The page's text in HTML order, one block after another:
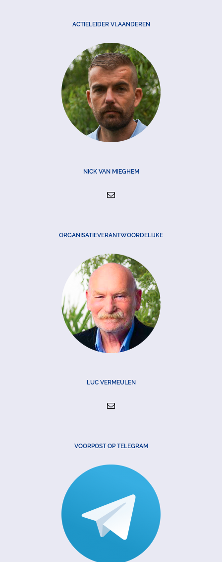
ACTIELEIDER VLAANDEREN
NICK VAN MIEGHEM
ORGANISATIEVERANTWOORDELIJKE
LUC VERMEULEN
VOORPOST OP TELEGRAM